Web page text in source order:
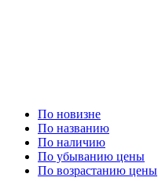
По новизне
По названию
По наличию
По убыванию цены
По возрастанию цены